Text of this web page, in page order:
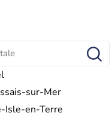
sur-Mer
Isle-en-Terre